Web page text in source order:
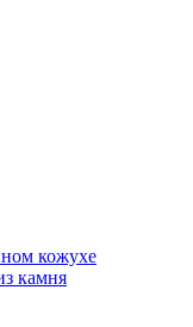
кожухе
камня